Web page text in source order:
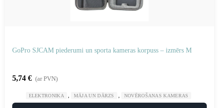
GoPro SJCAM piederumi un sporta kameras korpuss – izmērs M
5,74 € (ar PVN)
ELEKTRONIKA MĀJA UN DĀRZS NOVĒROŠANAS KAMERAS